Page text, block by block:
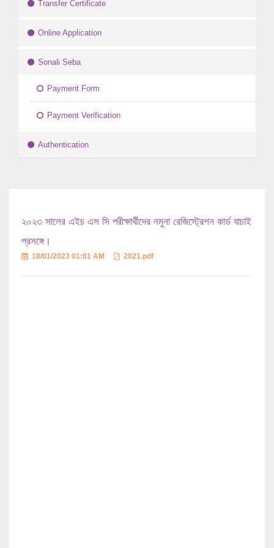
Transfer Certificate
Online Application
Sonali Seba
Payment Form
Payment Verification
Authentication
২০২৩ সালের এইচ এস সি পরীক্ষার্থীদের নমুনা রেজিস্ট্রেশন কার্ড যাচাই
প্রসঙ্গে।
18/01/2023 01:01 AM 2021.pdf